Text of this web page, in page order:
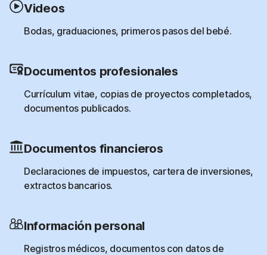
Videos
Bodas, graduaciones, primeros pasos del bebé.
Documentos profesionales
Currículum vitae, copias de proyectos completados,
documentos publicados.
Documentos financieros
Declaraciones de impuestos, cartera de inversiones,
extractos bancarios.
Información personal
Registros médicos, documentos con datos de